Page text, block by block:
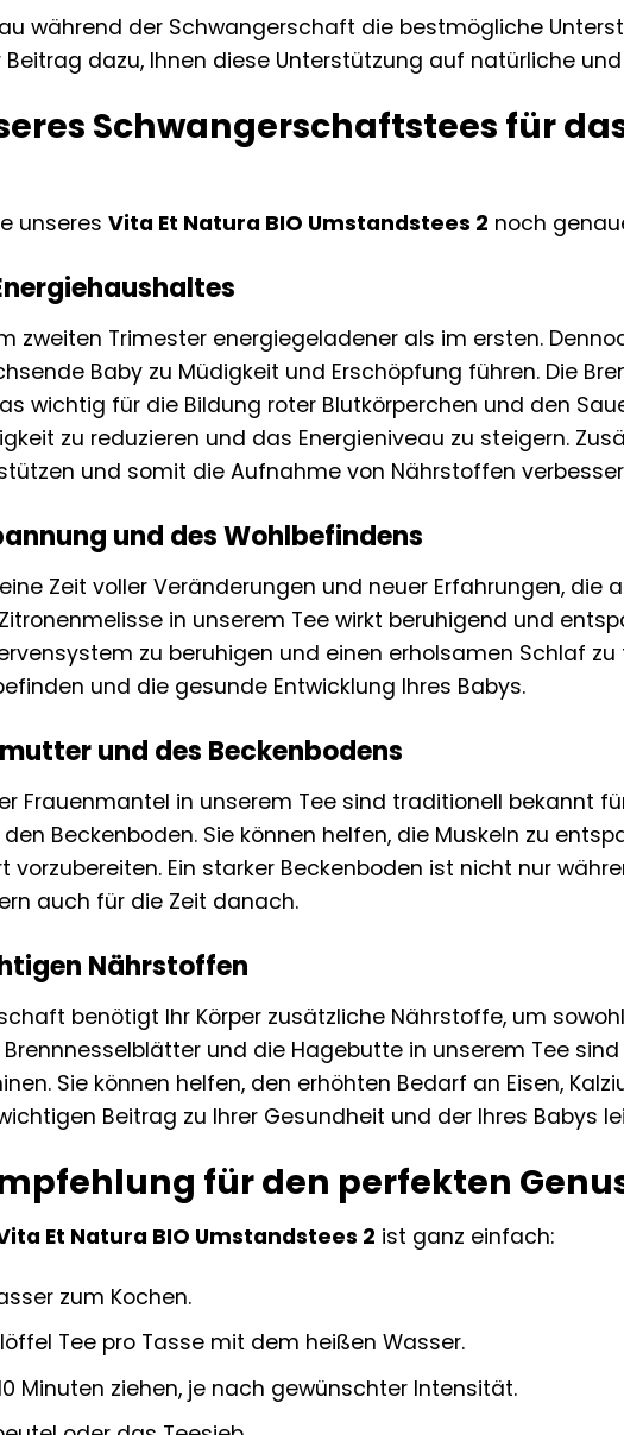
während der Schwangerschaft die bestmögliche
Beitrag dazu, Ihnen diese Unterstützung auf natürliche
Schwangerschaftstees für
unseresVita Et Natura BIO Umstandstees 2 noch
zweiten Trimester energiegeladener als im ersten.
Baby zu Müdigkeit und Erschöpfung führen. Die
wichtig für die Bildung roter Blutkörperchen und den
zu reduzieren und das Energieniveau zu steigern.
und somit die Aufnahme von Nährstoffen
und des Wohlbefindens
Zeit voller Veränderungen und neuer Erfahrungen, die
in unserem Tee wirkt beruhigend und
zu beruhigen und einen erholsamen Schlaf zu
und die gesunde Entwicklung Ihres Babys.
und des Beckenbodens
Frauenmantel in unserem Tee sind traditionell bekannt
Beckenboden. Sie können helfen, die Muskeln zu
vorzubereiten. Ein starker Beckenboden ist nicht nur
auch für die Zeit danach.
Nährstoffen
benötigt Ihr Körper zusätzliche Nährstoffe, um
und die Hagebutte in unserem Tee
Sie können helfen, den erhöhten Bedarf an Eisen,
Beitrag zu Ihrer Gesundheit und der Ihres Babys
für den perfekten
Et Natura BIO Umstandstees 2 ist ganz einfach:
zum Kochen.
Tee pro Tasse mit dem heißen Wasser.
Minuten ziehen, je nach gewünschter Intensität.